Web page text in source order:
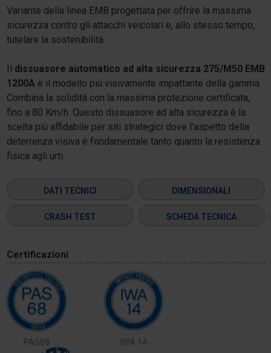
Variante della linea EMB progettata per offrire la massima
sicurezza contro gli attacchi veicolari e, allo stesso tempo,
tutelare la sostenibilità.
dissuasore automatico ad alta sicurezza 275/M50 EMB
1200Aè il modello più visivamente impattante della gamma.
Combina la solidità con la massima protezione certificata,
fino a 80 Km/h. Questo dissuasore ad alta sicurezza è la
scelta più affidabile per siti strategici dove l’aspetto della
deterrenza visiva è fondamentale tanto quanto la resistenza
fisica agli urti.
DATI TECNICI DIMENSIONALI
CRASH TEST SCHEDA TECNICA
Certificazioni
PAS68 IWA 14